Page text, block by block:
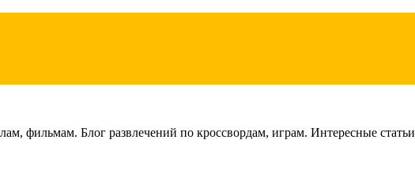
фильмам. Блог развлечений по кроссвордам, играм. Интересные